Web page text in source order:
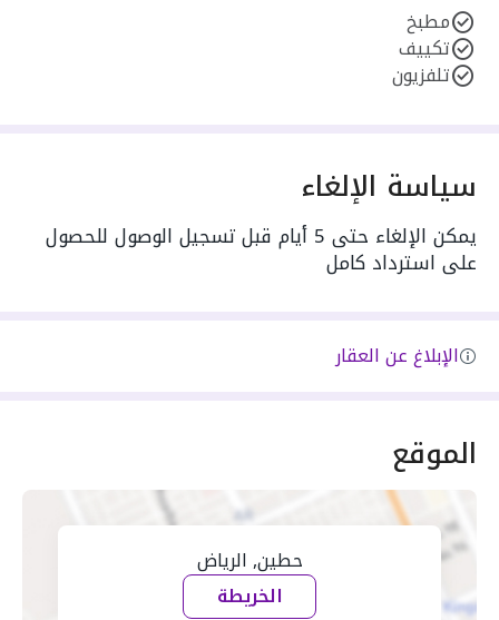
مطبخ
تكييف
تلفزيون
سياسة الإلغاء
يمكن الإلغاء حتى 5 أيام قبل تسجيل الوصول للحصول
على استرداد كامل
الإبلاغ عن العقار
الموقع
حطين, الرياض
الخريطة